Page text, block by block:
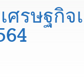
รษฐกิ